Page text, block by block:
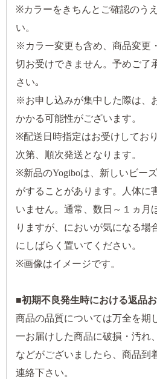
※カラーをきちんとご確認のう
い。
※カラー変更も含め、商品変更
切お受けできません。予めご了
さい｡
※お申し込みが集中した際は、
かかる可能性がございます。
※配送日時指定はお受けしてお
次第、順次発送となります。
※新品のYogiboは、新しいビー
がすることがあります。人体に
いません。通常、数日～１ヵ月
りますが、においが気になる場
にしばらく置いてください。
※画像はイメージです。
■初期不良発生時における返品
商品の品質については万全を期
一お届けした商品に破損・汚れ
などがございましたら、商品到
連絡下さい。